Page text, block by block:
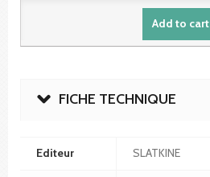
Add to cart
FICHE TECHNIQUE
Editeur SLATKINE